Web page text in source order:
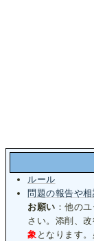
ルール
問題の報告や
お願い ：他の
さい。添削、
象 となります